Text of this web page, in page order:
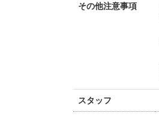
その他注意事項
スタッフ